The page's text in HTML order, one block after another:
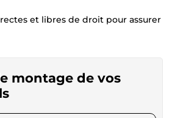
et libres de droit pour assurer
montage de vos